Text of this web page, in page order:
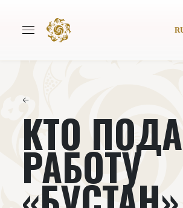
Авторы Всемирное
Издательство
←
КТО
РАБОТУ